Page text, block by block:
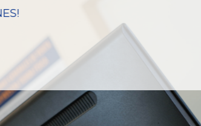
del vehículo